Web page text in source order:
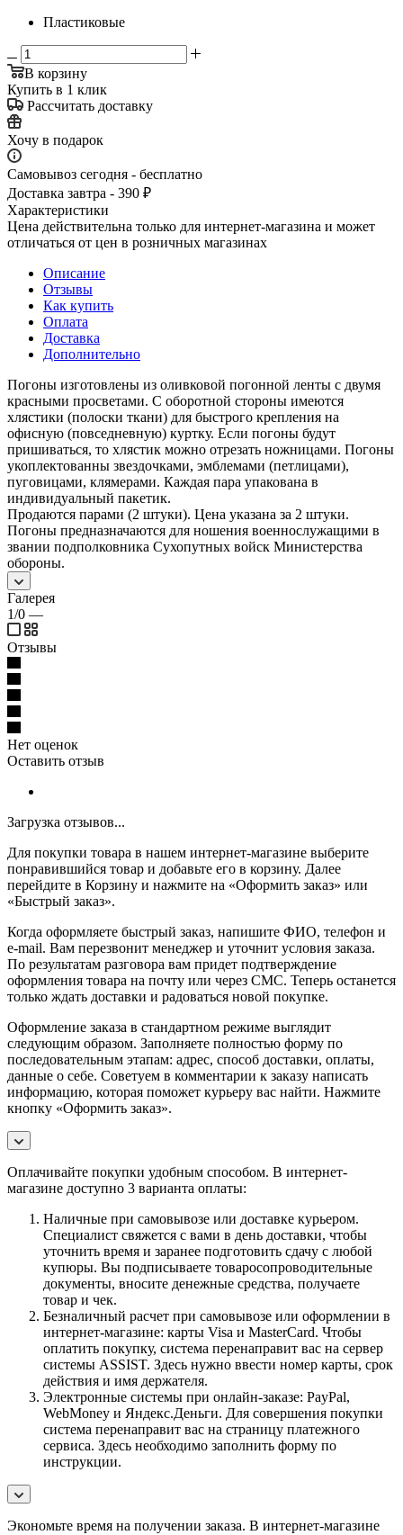
Пластиковые
В корзину
Купить в 1 клик
Рассчитать доставку
Хочу в подарок
Самовывоз сегодня - бесплатно
Доставка завтра - 390 ₽
Характеристики
Цена действительна только для интернет-магазина и может
отличаться от цен в розничных магазинах
Описание
Отзывы
Как купить
Оплата
Доставка
Дополнительно
Погоны изготовлены из оливковой погонной ленты с двумя
красными просветами. С оборотной стороны имеются
хлястики (полоски ткани) для быстрого крепления на
офисную (повседневную) куртку. Если погоны будут
пришиваться, то хлястик можно отрезать ножницами. Погоны
укоплектованны звездочками, эмблемами (петлицами),
пуговицами, клямерами. Каждая пара упакована в
индивидуальный пакетик.
Продаются парами (2 штуки). Цена указана за 2 штуки.
Погоны предназначаются для ношения военнослужащими в
звании подполковника Сухопутных войск Министерства
обороны.
Галерея
1/0 —
Отзывы
Нет оценок
Оставить отзыв
Загрузка отзывов...
Для покупки товара в нашем интернет-магазине выберите
понравившийся товар и добавьте его в корзину. Далее
перейдите в Корзину и нажмите на «Оформить заказ» или
«Быстрый заказ».
Когда оформляете быстрый заказ, напишите ФИО, телефон и
e-mail. Вам перезвонит менеджер и уточнит условия заказа.
По результатам разговора вам придет подтверждение
оформления товара на почту или через СМС. Теперь останется
только ждать доставки и радоваться новой покупке.
Оформление заказа в стандартном режиме выглядит
следующим образом. Заполняете полностью форму по
последовательным этапам: адрес, способ доставки, оплаты,
данные о себе. Советуем в комментарии к заказу написать
информацию, которая поможет курьеру вас найти. Нажмите
кнопку «Оформить заказ».
Оплачивайте покупки удобным способом. В интернет-
магазине доступно 3 варианта оплаты:
Наличные при самовывозе или доставке курьером.
Специалист свяжется с вами в день доставки, чтобы
уточнить время и заранее подготовить сдачу с любой
купюры. Вы подписываете товаросопроводительные
документы, вносите денежные средства, получаете
товар и чек.
Безналичный расчет при самовывозе или оформлении в
интернет-магазине: карты Visa и MasterCard. Чтобы
оплатить покупку, система перенаправит вас на сервер
системы ASSIST. Здесь нужно ввести номер карты, срок
действия и имя держателя.
Электронные системы при онлайн-заказе: PayPal,
WebMoney и Яндекс.Деньги. Для совершения покупки
система перенаправит вас на страницу платежного
сервиса. Здесь необходимо заполнить форму по
инструкции.
Экономьте время на получении заказа. В интернет-магазине